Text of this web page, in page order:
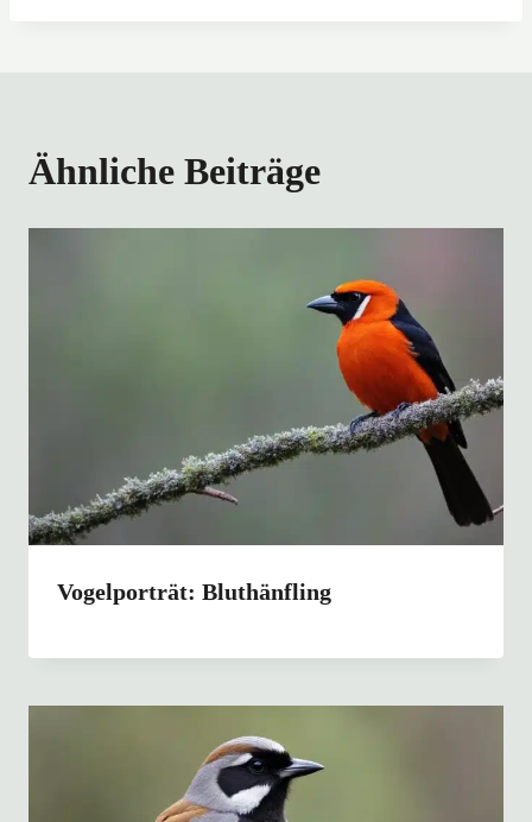
Ähnliche Beiträge
Vogelporträt: Bluthänfling